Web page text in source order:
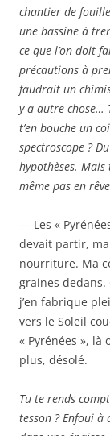
chantier de
une bassine à
ce que l’on doit
précautions à
faudrait un
y a autre chose…
t’en bouche un
spectroscope ?
hypothèses.
même pas en
— Les «
devait partir,
nourriture. Ma
graines dedans.
j’en fabrique
vers le Soleil
« Pyrénées », là
plus, désolé.
Tu te rends
tesson ? Enfoui à